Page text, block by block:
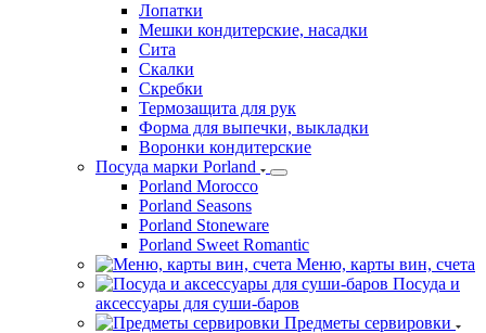
Лопатки
Мешки кондитерские, насадки
Сита
Скалки
Скребки
Термозащита для рук
Форма для выпечки, выкладки
Воронки кондитерские
Посуда марки Porland
Porland Morocco
Porland Seasons
Porland Stoneware
Porland Sweet Romantic
Меню, карты вин, счета
Посуда и
аксессуары для суши-баров
Предметы сервировки